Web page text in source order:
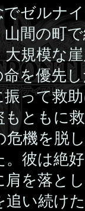
ゼルナ
間の町
規模な
を優先
って救
ともに
危機を脱
彼は絶
を落と
追い続け